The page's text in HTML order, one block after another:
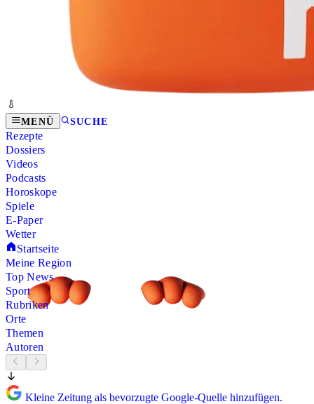
MENÜ SUCHE
Rezepte
Dossiers
Videos
Podcasts
Horoskope
Spiele
E-Paper
Wetter
Startseite
Meine Region
Top News
Sport
Rubriken
Orte
Themen
Autoren
Kleine Zeitung als bevorzugte Google-Quelle hinzufügen.